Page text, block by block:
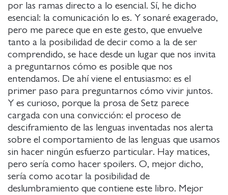
por las ramas directo a lo esencial. Sí, he dicho
esencial: la comunicación lo es. Y sonaré exagerado,
pero me parece que en este gesto, que envuelve
tanto a la posibilidad de decir como a la de ser
comprendido, se hace desde un lugar que nos invita
a preguntarnos cómo es posible que nos
entendamos. De ahí viene el entusiasmo: es el
primer paso para preguntarnos cómo vivir juntos.
Y es curioso, porque la prosa de Setz parece
cargada con una convicción: el proceso de
desciframiento de las lenguas inventadas nos alerta
sobre el comportamiento de las lenguas que usamos
sin hacer ningún esfuerzo particular. Hay matices,
pero sería como hacer spoilers. O, mejor dicho,
sería como acotar la posibilidad de
deslumbramiento que contiene este libro. Mejor